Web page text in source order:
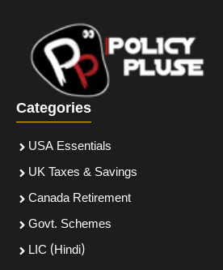
Categories
USA Essentials
UK Taxes & Savings
Canada Retirement
Govt. Schemes
LIC (Hindi)